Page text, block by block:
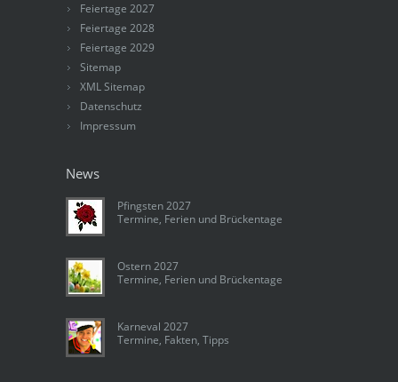
Feiertage 2027
Feiertage 2028
Feiertage 2029
Sitemap
XML Sitemap
Datenschutz
Impressum
News
Pfingsten 2027
Termine, Ferien und Brückentage
Ostern 2027
Termine, Ferien und Brückentage
Karneval 2027
Termine, Fakten, Tipps